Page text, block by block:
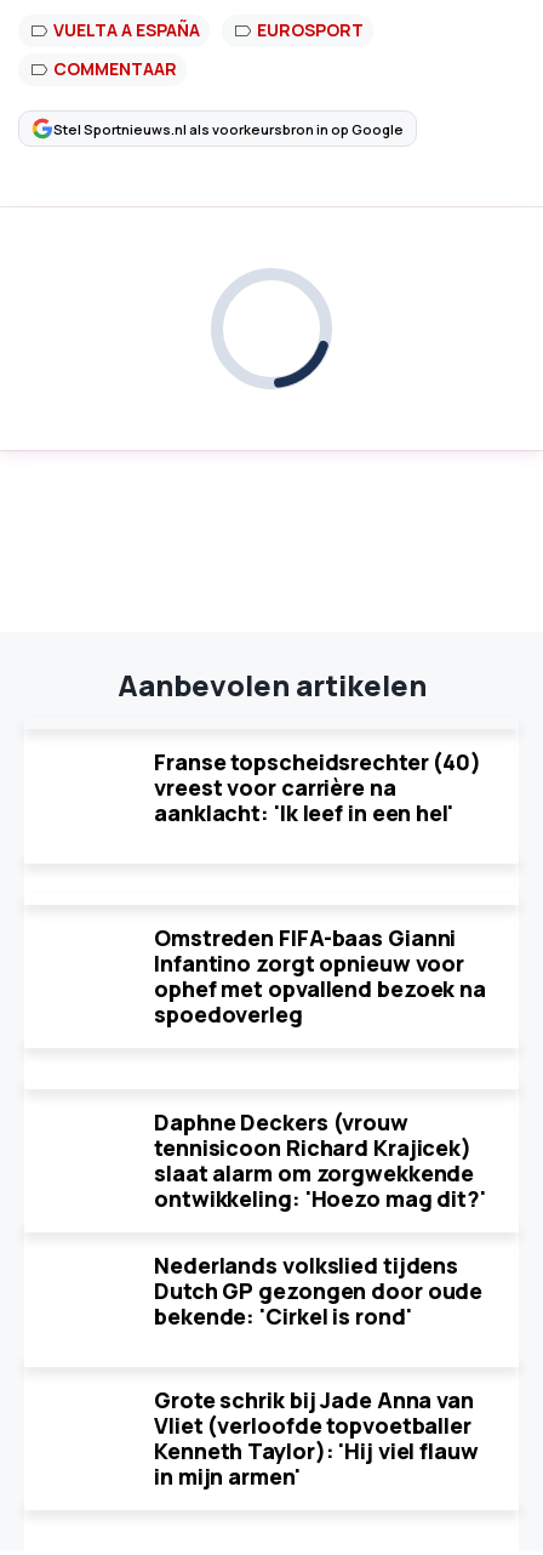
VUELTA A ESPAÑA
EUROSPORT
COMMENTAAR
Stel Sportnieuws.nl als voorkeursbron in op Google
Aanbevolen artikelen
Franse topscheidsrechter (40)
vreest voor carrière na
aanklacht: 'Ik leef in een hel'
Omstreden FIFA-baas Gianni
Infantino zorgt opnieuw voor
ophef met opvallend bezoek na
spoedoverleg
Daphne Deckers (vrouw
tennisicoon Richard Krajicek)
slaat alarm om zorgwekkende
ontwikkeling: 'Hoezo mag dit?'
Nederlands volkslied tijdens
Dutch GP gezongen door oude
bekende: 'Cirkel is rond'
Grote schrik bij Jade Anna van
Vliet (verloofde topvoetballer
Kenneth Taylor): 'Hij viel flauw
in mijn armen'